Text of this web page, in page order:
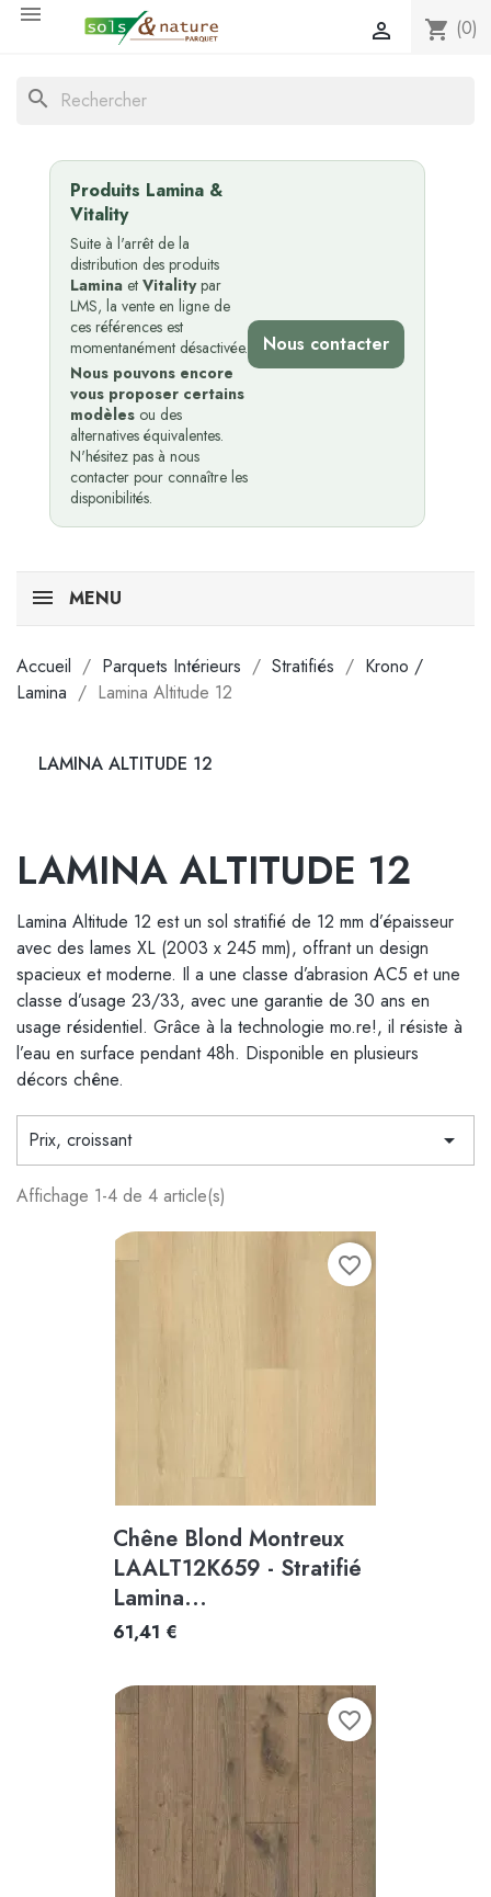

shopping_cart (0)

search
Produits Lamina &
Vitality
Suite à l'arrêt de la
distribution des produits
Lamina et Vitalitypar
LMS, la vente en ligne de
ces références est
momentanément désactivée.
Nous pouvons encore
vous proposer certains
modèles ou des
alternatives équivalentes.
N'hésitez pas à nous
contacter pour connaître les
disponibilités.
Nous contacter
MENU
Accueil Parquets Intérieurs Stratifiés
Krono /
Lamina
Lamina Altitude 12
LAMINA ALTITUDE 12
LAMINA ALTITUDE 12
Lamina Altitude 12 est un sol stratifié de 12 mm d’épaisseur
avec des lames XL (2003 x 245 mm), offrant un design
spacieux et moderne. Il a une classe d’abrasion AC5 et une
classe d’usage 23/33, avec une garantie de 30 ans en
usage résidentiel. Grâce à la technologie mo.re!, il résiste à
l’eau en surface pendant 48h. Disponible en plusieurs
décors chêne.
Prix, croissant 
Affichage 1-4 de 4 article(s)
Chêne Blond Montreux
LAALT12K659 - Stratifié
Lamina...
61,41 €
favorite_border
favorite_border